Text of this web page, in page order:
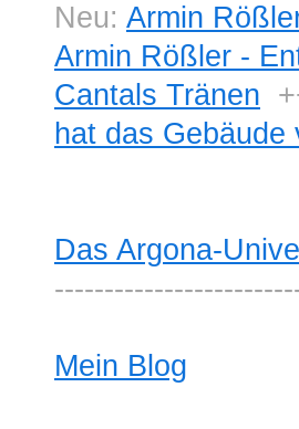
Neu: Armin
Armin Rößler -
Cantals Tränen
hat das Gebäude
Das Argona-
Mein Blog